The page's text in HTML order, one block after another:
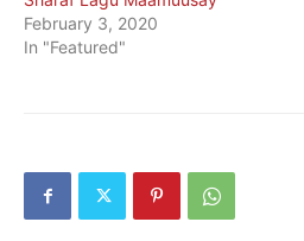
February 3, 2020
In "Featured"